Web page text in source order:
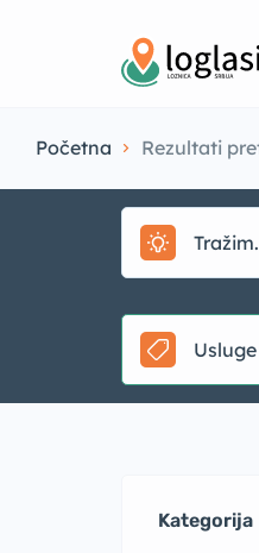
Početna Rezultati
Usluge
Kategorija